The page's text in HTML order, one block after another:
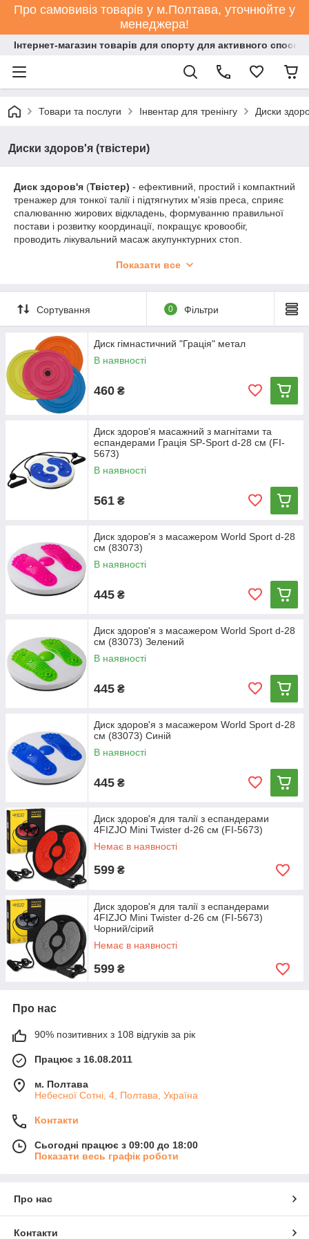
Про самовивіз товарів у м.Полтава, уточнюйте у
менеджера!
Інтернет-магазин товарів для спорту для активного
Товари та послуги Інвентар для тренінгу Диски
Диски здоров'я (твістери)
Диск здоров'я (Твістер) - ефективний, простий і компактний
тренажер для тонкої талії і підтягнутих м'язів преса, сприяє
спалюванню жирових відкладень, формуванню правильної
постави і розвитку координації, покращує кровообіг,
проводить лікувальний масаж акупунктурних стоп.
підшипником, завдяки чому верхній диск починає обертатися
Займаючись на цьому тренажері ви зміцнюєте м'язи живота,
позбавляєтеся від жирових відкладень в області талії
формуєте у себе правильну поставу, коригуєте викривлення
хребта, тренуєте вестибулярний апарат і одночасно
проводите масаж стоп, що стимулює кровообіг, покращує
імунітет і знімає м'язову напругу.
Все, що потрібно зробити, це просто стати на диск босими
ногами і почати поперемінні обертання в сторони
Показати все
Сортування 0 Фільтри
Диск гімнастичний "Грація" метал
В наявності
460 ₴
Диск здоров'я масажний з магнітами та
еспандерами Грація SP-Sport d-28 см (FI-
5673)
В наявності
561 ₴
Диск здоров'я з масажером World Sport d-28
см (83073)
В наявності
445 ₴
Диск здоров'я з масажером World Sport d-28
см (83073) Зелений
В наявності
445 ₴
Диск здоров'я з масажером World Sport d-28
см (83073) Синій
В наявності
445 ₴
Диск здоров'я для талії з еспандерами
4FIZJO Mini Twister d-26 см (FI-5673)
Немає в наявності
599 ₴
Диск здоров'я для талії з еспандерами
4FIZJO Mini Twister d-26 см (FI-5673)
Чорний/сірий
Немає в наявності
599 ₴
Про нас
90% позитивних з 108 відгуків за рік
Працює з 16.08.2011
м. Полтава
Небесної Сотні, 4, Полтава, Україна
Контакти
Сьогодні працює з 09:00 до 18:00
Показати весь графік роботи
Про нас
Контакти